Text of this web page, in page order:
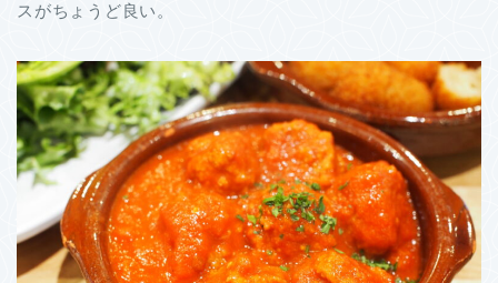
スがちょうど良い。